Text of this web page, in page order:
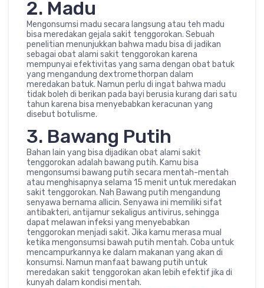
2. Madu
Mengonsumsi madu secara langsung atau teh madu
bisa meredakan gejala sakit tenggorokan. Sebuah
penelitian menunjukkan bahwa madu bisa di jadikan
sebagai obat alami sakit tenggorokan karena
mempunyai efektivitas yang sama dengan obat batuk
yang mengandung dextromethorpan dalam
meredakan batuk. Namun perlu di ingat bahwa madu
tidak boleh di berikan pada bayi berusia kurang dari satu
tahun karena bisa menyebabkan keracunan yang
disebut botulisme.
3. Bawang Putih
Bahan lain yang bisa dijadikan obat alami sakit
tenggorokan adalah bawang putih. Kamu bisa
mengonsumsi bawang putih secara mentah-mentah
atau menghisapnya selama 15 menit untuk meredakan
sakit tenggorokan. Nah Bawang putih mengandung
senyawa bernama allicin. Senyawa ini memiliki sifat
antibakteri, antijamur sekaligus antivirus, sehingga
dapat melawan infeksi yang menyebabkan
tenggorokan menjadi sakit. Jika kamu merasa mual
ketika mengonsumsi bawah putih mentah. Coba untuk
mencampurkannya ke dalam makanan yang akan di
konsumsi. Namun manfaat bawang putih untuk
meredakan sakit tenggorokan akan lebih efektif jika di
kunyah dalam kondisi mentah.